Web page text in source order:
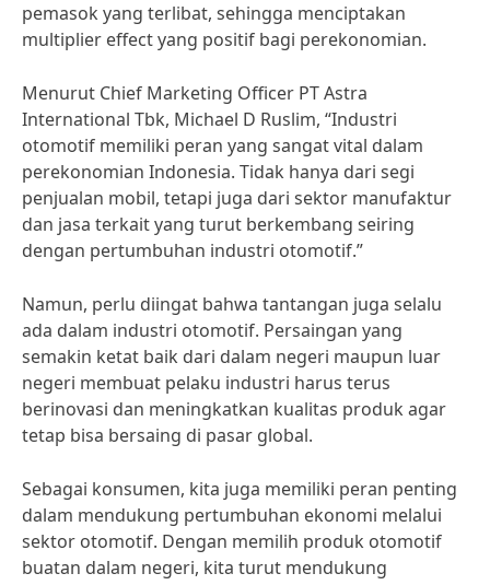
pemasok yang terlibat, sehingga menciptakan
multiplier effect yang positif bagi perekonomian.
Menurut Chief Marketing Officer PT Astra
International Tbk, Michael D Ruslim, “Industri
otomotif memiliki peran yang sangat vital dalam
perekonomian Indonesia. Tidak hanya dari segi
penjualan mobil, tetapi juga dari sektor manufaktur
dan jasa terkait yang turut berkembang seiring
dengan pertumbuhan industri otomotif.”
Namun, perlu diingat bahwa tantangan juga selalu
ada dalam industri otomotif. Persaingan yang
semakin ketat baik dari dalam negeri maupun luar
negeri membuat pelaku industri harus terus
berinovasi dan meningkatkan kualitas produk agar
tetap bisa bersaing di pasar global.
Sebagai konsumen, kita juga memiliki peran penting
dalam mendukung pertumbuhan ekonomi melalui
sektor otomotif. Dengan memilih produk otomotif
buatan dalam negeri, kita turut mendukung